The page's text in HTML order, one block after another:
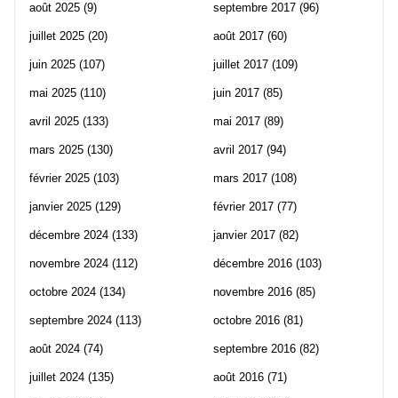
août 2025 (9)
juillet 2025 (20)
juin 2025 (107)
mai 2025 (110)
avril 2025 (133)
mars 2025 (130)
février 2025 (103)
janvier 2025 (129)
décembre 2024 (133)
novembre 2024 (112)
octobre 2024 (134)
septembre 2024 (113)
août 2024 (74)
juillet 2024 (135)
septembre 2017 (96)
août 2017 (60)
juillet 2017 (109)
juin 2017 (85)
mai 2017 (89)
avril 2017 (94)
mars 2017 (108)
février 2017 (77)
janvier 2017 (82)
décembre 2016 (103)
novembre 2016 (85)
octobre 2016 (81)
septembre 2016 (82)
août 2016 (71)